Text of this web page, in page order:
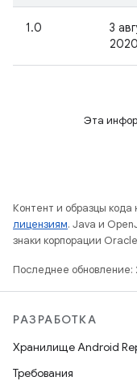
1.0
3
Эта
Контент и образцы
лицензиям. Java и
знаки корпорации
Последнее
РАЗРАБОТКА
Хранилище Android
Требования